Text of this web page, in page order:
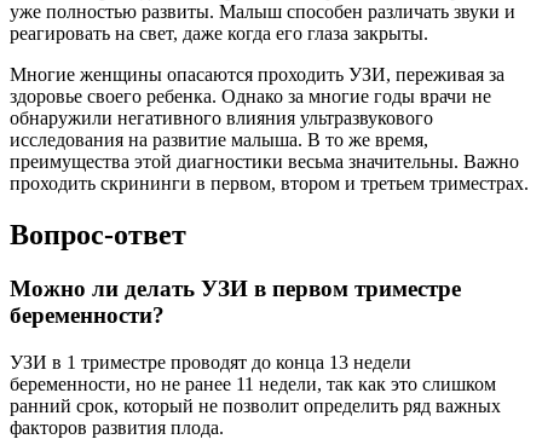
уже полностью развиты. Малыш способен различать звуки и
реагировать на свет, даже когда его глаза закрыты.
Многие женщины опасаются проходить УЗИ, переживая за
здоровье своего ребенка. Однако за многие годы врачи не
обнаружили негативного влияния ультразвукового
исследования на развитие малыша. В то же время,
преимущества этой диагностики весьма значительны. Важно
проходить скрининги в первом, втором и третьем триместрах.
Вопрос-ответ
Можно ли делать УЗИ в первом триместре
беременности?
УЗИ в 1 триместре проводят до конца 13 недели
беременности, но не ранее 11 недели, так как это слишком
ранний срок, который не позволит определить ряд важных
факторов развития плода.